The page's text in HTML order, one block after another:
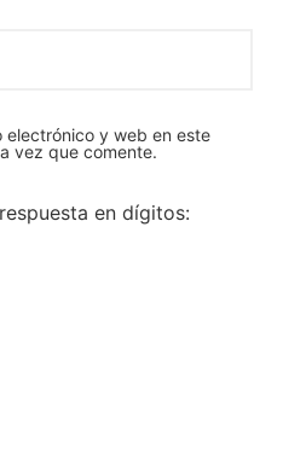
electrónico y web en este
vez que comente.
en dígitos: